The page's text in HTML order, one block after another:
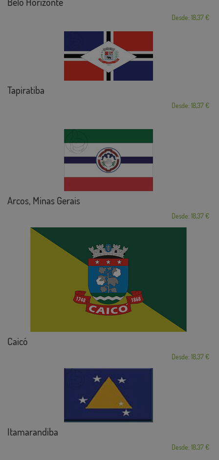
Desde: 18,37 €
Tapiratiba
Desde: 18,37 €
Arcos, Minas Gerais
Desde: 18,37 €
Caicó
Desde: 18,37 €
Itamarandiba
Desde: 18,37 €